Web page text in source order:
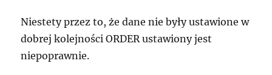
Niestety przez to, że dane nie były ustawione w
dobrej kolejności ORDER ustawiony jest
niepoprawnie.